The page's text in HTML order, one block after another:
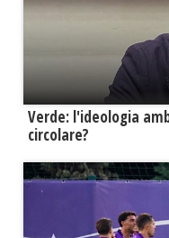
Verde: l'ideologia
circolare?